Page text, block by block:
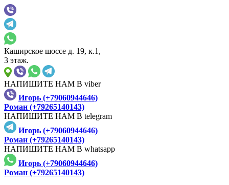
Каширское шоссе д. 19, к.1,
3 этаж.
НАПИШИТЕ НАМ В viber
Игорь (+79060944646)
Роман (+79265140143)
НАПИШИТЕ НАМ В telegram
Игорь (+79060944646)
Роман (+79265140143)
НАПИШИТЕ НАМ В whatsapp
Игорь (+79060944646)
Роман (+79265140143)